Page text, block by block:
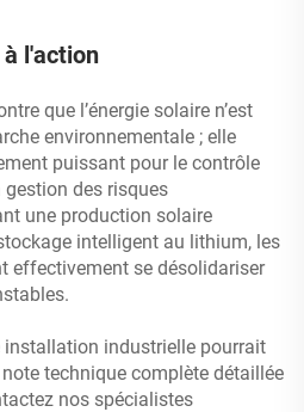
l'action
que l’énergie solaire n’est
environnementale ; elle
puissant pour le contrôle
des risques
une production solaire
intelligent au lithium, les
effectivement se désolidariser
installation industrielle pourrait
technique complète détaillée
nos spécialistes